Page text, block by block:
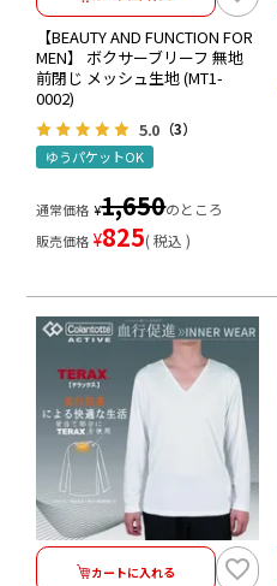
【BEAUTY AND FUNCTION FOR
MEN】 ボクサーブリーフ 無地
前閉じ メッシュ生地 (MT1-
0002)
5.0 （3）
ゆうパケットOK
通常価格 ¥1,650のところ
販売価格 ¥825 税込
カートに入れる